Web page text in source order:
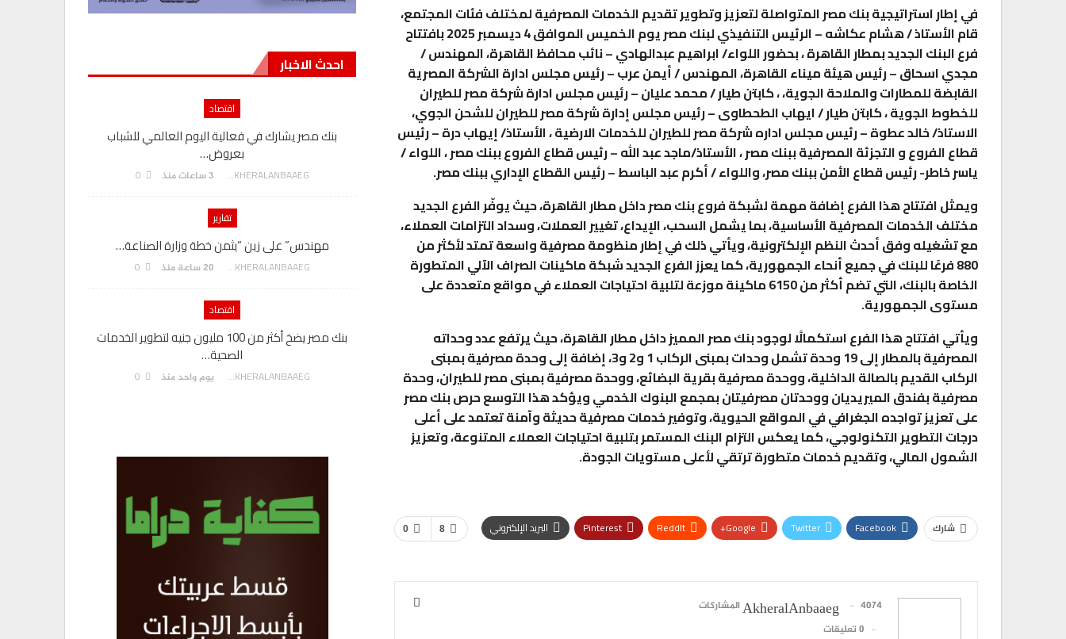
في إطار استراتيجية بنك مصر المتواصلة لتعزيز وتطوير تقديم الخدمات المصرفية لمختلف فئات المجتمع،
قام الأستاذ / هشام عكاشه – الرئيس التنفيذي لبنك مصر يوم الخميس الموافق 4 ديسمبر 2025 بافتتاح
فرع البنك الجديد بمطار القاهرة ، بحضور اللواء/ ابراهيم عبدالهادي – نائب محافظ القاهرة، المهندس /
مجدي اسحاق – رئيس هيئة ميناء القاهرة، المهندس / أيمن عرب – رئيس مجلس ادارة الشركة المصرية
القابضة للمطارات والملاحة الجوية، ، كابتن طيار / محمد عليان – رئيس مجلس ادارة شركة مصر للطيران
للخطوط الجوية ، كابتن طيار / ايهاب الطحطاوى – رئيس مجلس إدارة شركة مصر للطيران للشحن الجوي،
الاستاذ/ خالد عطوة – رئيس مجلس اداره شركة مصر للطيران للخدمات الارضية ، الأستاذ/ إيهاب درة – رئيس
قطاع الفروع و التجزئة المصرفية ببنك مصر ، الأستاذ/ماجد عبد الله – رئيس قطاع الفروع ببنك مصر ، اللواء /
ياسر خاطر- رئيس قطاع الأمن ببنك مصر، واللواء / أكرم عبد الباسط – رئيس القطاع الإداري ببنك مصر.
ويمثل افتتاح هذا الفرع إضافة مهمة لشبكة فروع بنك مصر داخل مطار القاهرة، حيث يوفّر الفرع الجديد
مختلف الخدمات المصرفية الأساسية، بما يشمل السحب، الإيداع، تغيير العملات، وسداد التزامات العملاء،
مع تشغيله وفق أحدث النظم الإلكترونية، ويأتي ذلك في إطار منظومة مصرفية واسعة تمتد لأكثر من
880 فرعًا للبنك في جميع أنحاء الجمهورية، كما يعزز الفرع الجديد شبكة ماكينات الصراف الآلي المتطورة
الخاصة بالبنك، التي تضم أكثر من 6150 ماكينة موزعة لتلبية احتياجات العملاء في مواقع متعددة على
مستوى الجمهورية.
ويأتي افتتاح هذا الفرع استكمالًا لوجود بنك مصر المميز داخل مطار القاهرة، حيث يرتفع عدد وحداته
المصرفية بالمطار إلى 19 وحدة تشمل وحدات بمبنى الركاب 1 و2 و3، إضافة إلى وحدة مصرفية بمبنى
الركاب القديم بالصالة الداخلية، ووحدة مصرفية بقرية البضائع، ووحدة مصرفية بمبنى مصر للطيران، وحدة
مصرفية بفندق الميريديان ووحدتان مصرفيتان بمجمع البنوك الخدمي ويؤكد هذا التوسع حرص بنك مصر
على تعزيز تواجده الجغرافي في المواقع الحيوية، وتوفير خدمات مصرفية حديثة وآمنة تعتمد على أعلى
درجات التطوير التكنولوجي، كما يعكس التزام البنك المستمر بتلبية احتياجات العملاء المتنوعة، وتعزيز
الشمول المالي، وتقديم خدمات متطورة ترتقي لأعلى مستويات الجودة.
0 8 شارك Facebook
Twitter
Google+
ReddIt
Pinterest البريد الإلكتروني
AkheralAnbaaeg
4074 المشاركات
0 تعليقات
احدث الاخبار
اقتصاد
بنك مصر يشارك في فعالية اليوم العالمي للشباب
بعروض…
AKHERALANBAAEG 3 ساعات منذ
تقارير
مهندس” على زين “يثمن خطة وزارة الصناعة…
AKHERALANBAAEG 20 ساعة منذ
اقتصاد
بنك مصر يضخ أكثر من 100 مليون جنيه لتطوير الخدمات
الصحية…
AKHERALANBAAEG يوم واحد منذ